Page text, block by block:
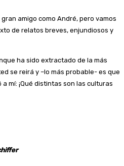
amigo como André, pero vamos
de relatos breves, enjundiosos y
ha sido extractado de la más
se reirá y –lo más probable- es que
mí: ¡Qué distintas son las culturas